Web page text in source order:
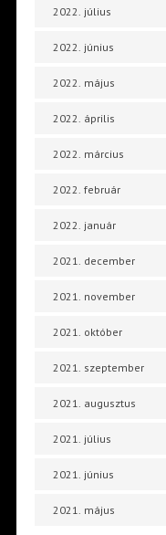
2022. július
2022. június
2022. május
2022. április
2022. március
2022. február
2022. január
2021. december
2021. november
2021. október
2021. szeptember
2021. augusztus
2021. július
2021. június
2021. május